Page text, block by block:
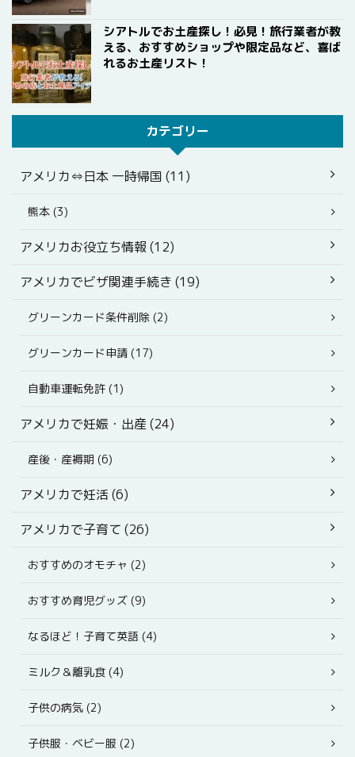
シアトルでお土産探し！必見！旅行業者が教
える、おすすめショップや限定品など、喜ば
れるお土産リスト！
カテゴリー
アメリカ⇔日本 一時帰国 (11)
熊本 (3)
アメリカお役立ち情報 (12)
アメリカでビザ関連手続き (19)
グリーンカード条件削除 (2)
グリーンカード申請 (17)
自動車運転免許 (1)
アメリカで妊娠・出産 (24)
産後・産褥期 (6)
アメリカで妊活 (6)
アメリカで子育て (26)
おすすめのオモチャ (2)
おすすめ育児グッズ (9)
なるほど！子育て英語 (4)
ミルク＆離乳食 (4)
子供の病気 (2)
子供服・ベビー服 (2)